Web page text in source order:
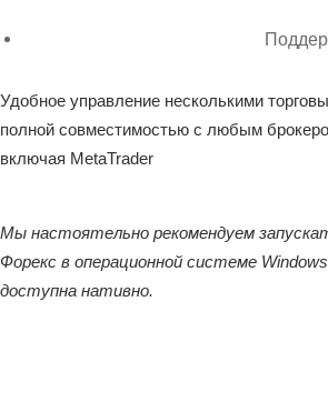
Удобное управление несколькими
полной совместимостью с любым
включая MetaTrader
Мы настоятельно рекомендуем
Форекс в операционной системе
доступна нативно.